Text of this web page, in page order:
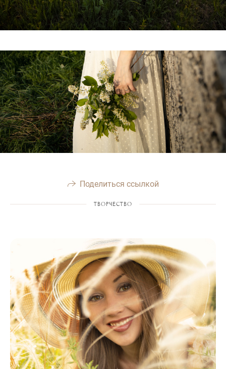
Поделиться ссылкой
ТВОРЧЕСТВО